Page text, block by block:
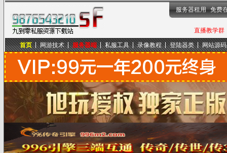
九到零私服资源下载站
直播教学群
服务器租用 免费
首页 网游技术 服务器端 私服工具 录像教程 登陆器类 网站源码